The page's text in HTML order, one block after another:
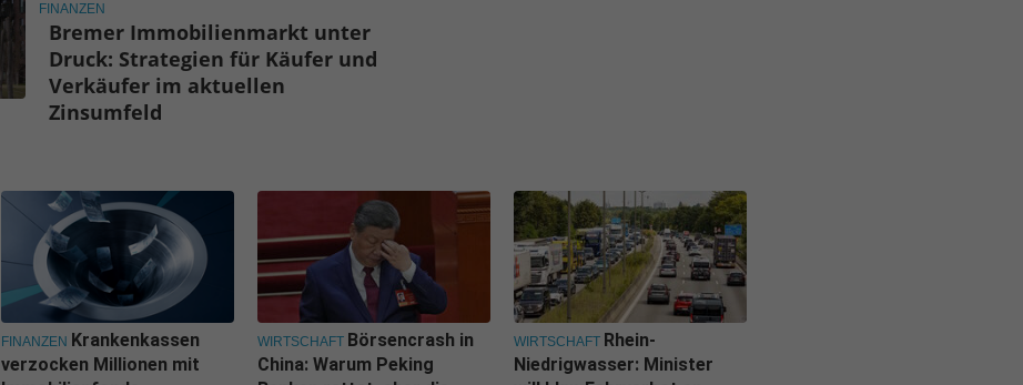
FINANZEN
Bremer Immobilienmarkt unter
Druck: Strategien für Käufer und
Verkäufer im aktuellen
Zinsumfeld
FINANZEN Krankenkassen
verzocken Millionen mit
WIRTSCHAFT Börsencrash in
China: Warum Peking
WIRTSCHAFT Rhein-
Niedrigwasser: Minister